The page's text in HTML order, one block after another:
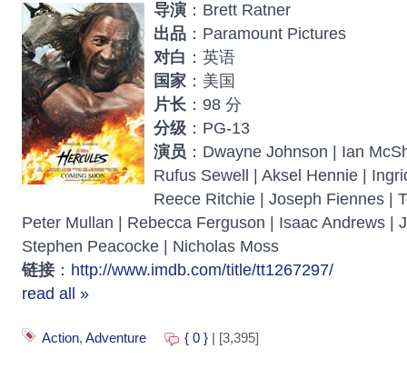
导演 ：Brett Ratner
出品 ：Paramount Pictures
对白 ：英语
国家 ：美国
片长 ：98 分
分级 ：PG-13
演员 ：Dwayne Johnson | Ian
Rufus Sewell | Aksel Hennie |
Reece Ritchie | Joseph Fiennes |
Peter Mullan | Rebecca Ferguson | Isaac Andrews |
Stephen Peacocke | Nicholas Moss
链接 ： http://www.imdb.com/title/tt1267297/
read all »
Action, Adventure { 0 } | [3,395]